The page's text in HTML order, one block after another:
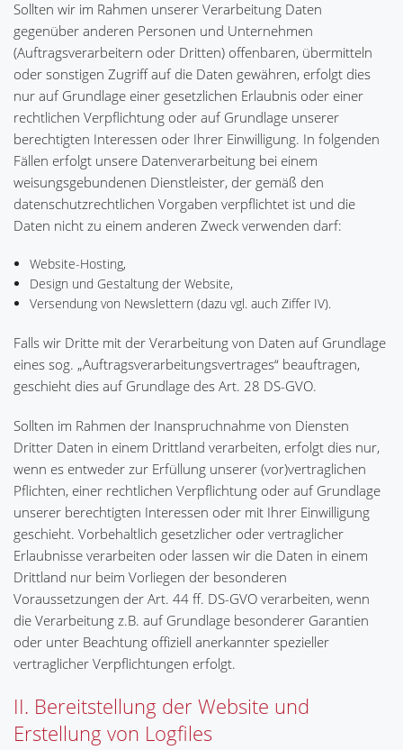
Sollten wir im Rahmen unserer Verarbeitung Daten
gegenüber anderen Personen und Unternehmen
(Auftragsverarbeitern oder Dritten) offenbaren, übermitteln
oder sonstigen Zugriff auf die Daten gewähren, erfolgt dies
nur auf Grundlage einer gesetzlichen Erlaubnis oder einer
rechtlichen Verpflichtung oder auf Grundlage unserer
berechtigten Interessen oder Ihrer Einwilligung. In folgenden
Fällen erfolgt unsere Datenverarbeitung bei einem
weisungsgebundenen Dienstleister, der gemäß den
datenschutzrechtlichen Vorgaben verpflichtet ist und die
Daten nicht zu einem anderen Zweck verwenden darf:
Website-Hosting,
Design und Gestaltung der Website,
Versendung von Newslettern (dazu vgl. auch Ziffer IV).
Falls wir Dritte mit der Verarbeitung von Daten auf Grundlage
eines sog. „Auftragsverarbeitungsvertrages“ beauftragen,
geschieht dies auf Grundlage des Art. 28 DS-GVO.
Sollten im Rahmen der Inanspruchnahme von Diensten
Dritter Daten in einem Drittland verarbeiten, erfolgt dies nur,
wenn es entweder zur Erfüllung unserer (vor)vertraglichen
Pflichten, einer rechtlichen Verpflichtung oder auf Grundlage
unserer berechtigten Interessen oder mit Ihrer Einwilligung
geschieht. Vorbehaltlich gesetzlicher oder vertraglicher
Erlaubnisse verarbeiten oder lassen wir die Daten in einem
Drittland nur beim Vorliegen der besonderen
Voraussetzungen der Art. 44 ff. DS-GVO verarbeiten, wenn
die Verarbeitung z.B. auf Grundlage besonderer Garantien
oder unter Beachtung offiziell anerkannter spezieller
vertraglicher Verpflichtungen erfolgt.
II. Bereitstellung der Website und
Erstellung von Logfiles